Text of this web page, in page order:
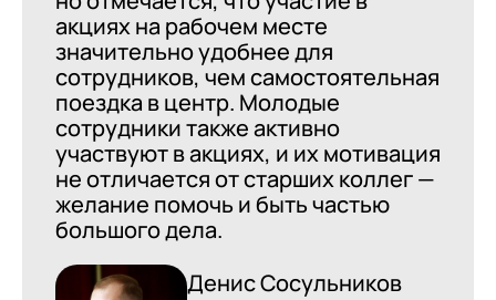
акциях на рабочем месте
значительно удобнее для
сотрудников, чем самостоятельная
поездка в центр. Молодые
сотрудники также активно
участвуют в акциях, и их мотивация
не отличается от старших коллег —
желание помочь и быть частью
большого дела.
Денис Сосульников